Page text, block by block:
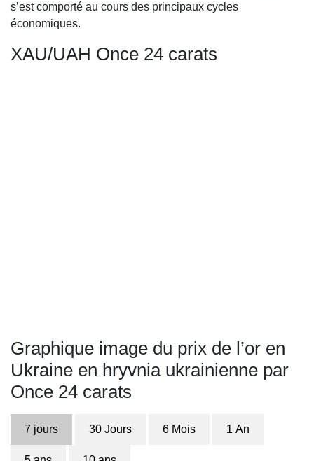
s’est comporté au cours des principaux cycles
économiques.
XAU/UAH Once 24 carats
Graphique image du prix de l’or en
Ukraine en hryvnia ukrainienne par
Once 24 carats
7 jours 30 Jours 6 Mois 1 An